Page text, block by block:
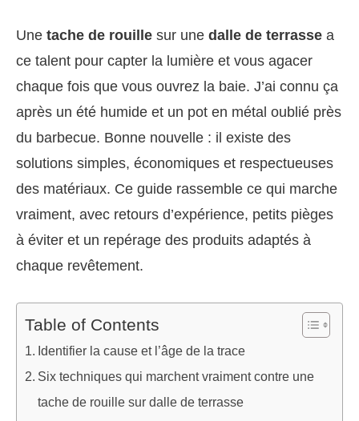
Une tache de rouille sur une dalle de terrasse a
ce talent pour capter la lumière et vous agacer
chaque fois que vous ouvrez la baie. J’ai connu ça
après un été humide et un pot en métal oublié près
du barbecue. Bonne nouvelle : il existe des
solutions simples, économiques et respectueuses
des matériaux. Ce guide rassemble ce qui marche
vraiment, avec retours d’expérience, petits pièges
à éviter et un repérage des produits adaptés à
chaque revêtement.
Table of Contents
Identifier la cause et l’âge de la trace
Six techniques qui marchent vraiment contre une
tache de rouille sur dalle de terrasse